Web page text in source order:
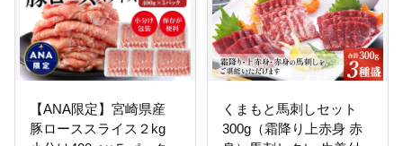
【ANA限定】宮崎県産
豚ローススライス２kg
くまもと馬刺しセット
300g（霜降り上赤身 赤